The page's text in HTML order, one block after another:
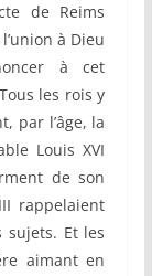
de Reims
à Dieu
à cet
les rois y
par l’âge, la
Louis XVI
de son
rappelaient
sujets. Et les
aimant en